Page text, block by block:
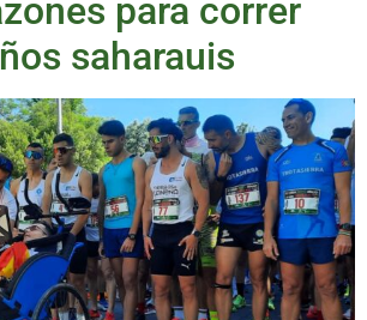
para correr
saharauis